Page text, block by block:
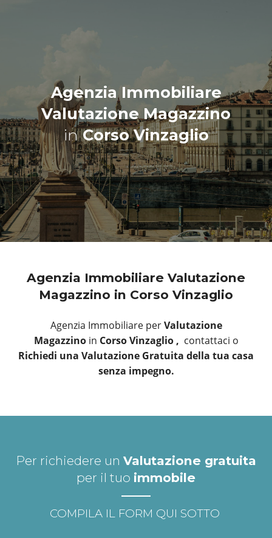
Agenzia Immobiliare
Valutazione Magazzino
inCorso Vinzaglio
Agenzia Immobiliare Valutazione
Magazzino in Corso Vinzaglio
Agenzia Immobiliare perValutazione
Magazzino in Corso Vinzaglio , contattaci o
Richiedi una Valutazione Gratuita della tua casa
senza impegno.
Per richiedere un Valutazione gratuita
per il tuo immobile
COMPILA IL FORM QUI SOTTO